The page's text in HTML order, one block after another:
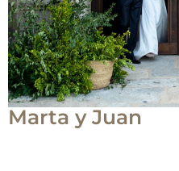
Marta y Juan